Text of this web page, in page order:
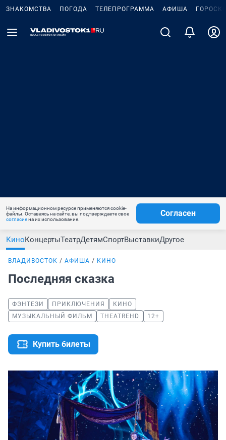
ЗНАКОМСТВА ПОГОДА ТЕЛЕПРОГРАММА АФИША
На информационном ресурсе применяются cookie-
файлы. Оставаясь на сайте, вы подтверждаете свое
согласиена их использование.
Согласен
КиноКонцертыТеатрДетямСпортВыставкиДругое
ВЛАДИВОСТОК АФИША КИНО
Последняя сказка
ФЭНТЕЗИ ПРИКЛЮЧЕНИЯ
КИНО
МУЗЫКАЛЬНЫЙ ФИЛЬМ
THEATREHD 12+
Купить билеты